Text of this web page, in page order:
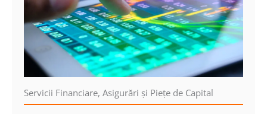
Servicii Financiare, Asigurări şi Pieţe de Capital